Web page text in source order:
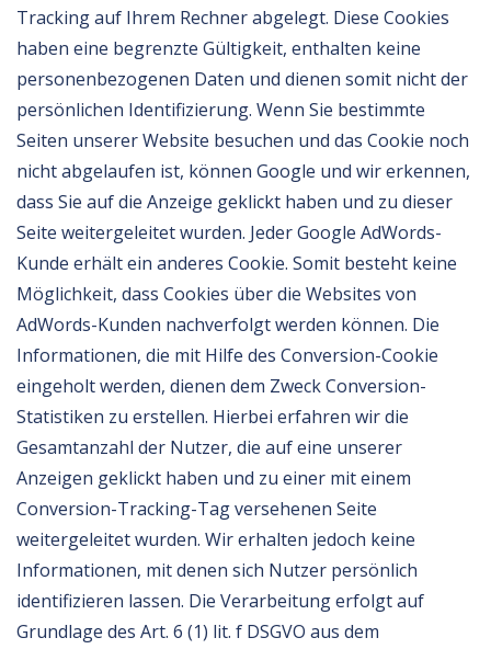
Tracking auf Ihrem Rechner abgelegt. Diese Cookies
haben eine begrenzte Gültigkeit, enthalten keine
personenbezogenen Daten und dienen somit nicht der
persönlichen Identifizierung. Wenn Sie bestimmte
Seiten unserer Website besuchen und das Cookie noch
nicht abgelaufen ist, können Google und wir erkennen,
dass Sie auf die Anzeige geklickt haben und zu dieser
Seite weitergeleitet wurden. Jeder Google AdWords-
Kunde erhält ein anderes Cookie. Somit besteht keine
Möglichkeit, dass Cookies über die Websites von
AdWords-Kunden nachverfolgt werden können. Die
Informationen, die mit Hilfe des Conversion-Cookie
eingeholt werden, dienen dem Zweck Conversion-
Statistiken zu erstellen. Hierbei erfahren wir die
Gesamtanzahl der Nutzer, die auf eine unserer
Anzeigen geklickt haben und zu einer mit einem
Conversion-Tracking-Tag versehenen Seite
weitergeleitet wurden. Wir erhalten jedoch keine
Informationen, mit denen sich Nutzer persönlich
identifizieren lassen. Die Verarbeitung erfolgt auf
Grundlage des Art. 6 (1) lit. f DSGVO aus dem